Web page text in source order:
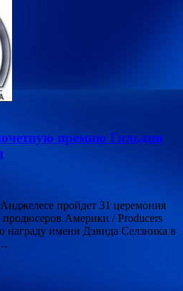
премию Гильдии
пройдет 31 церемония
Америки / Producers
имени Дэвида Селзника в